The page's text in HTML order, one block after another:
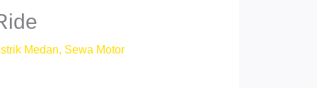
Medan, Sewa Motor